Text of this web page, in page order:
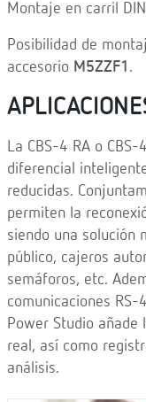
Montaje en carril
Posibilidad de
accesorio M5ZZF1 .
La CBS-4 RA o
diferencial
reducidas.
permiten la
siendo una solución
público, cajeros
semáforos, etc.
comunicaciones
Power Studio
real, así como
análisis.